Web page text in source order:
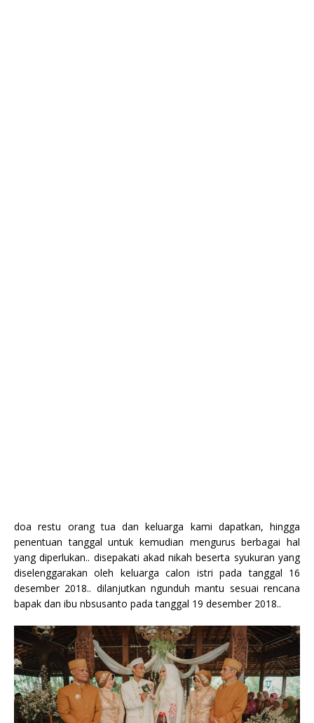
doa restu orang tua dan keluarga kami dapatkan, hingga
penentuan tanggal untuk kemudian mengurus berbagai hal
yang diperlukan.. disepakati akad nikah beserta syukuran yang
diselenggarakan oleh keluarga calon istri pada tanggal 16
desember 2018.. dilanjutkan ngunduh mantu sesuai rencana
bapak dan ibu nbsusanto pada tanggal 19 desember 2018..